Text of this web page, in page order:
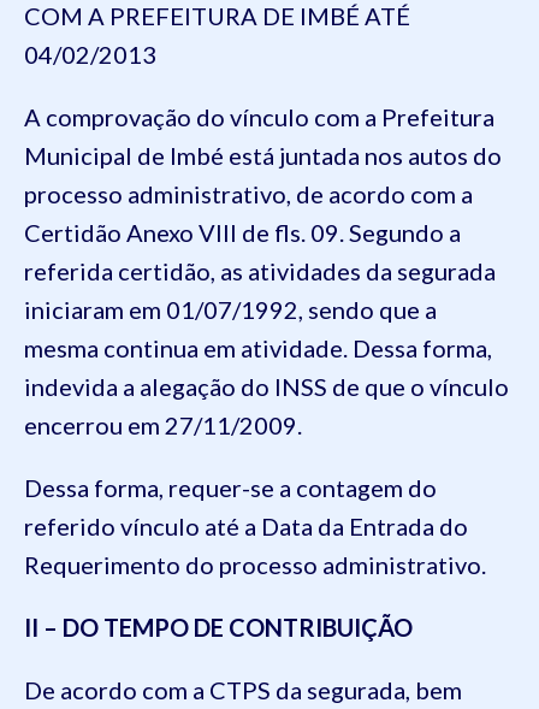
COM A PREFEITURA DE IMBÉ ATÉ
04/02/2013
A comprovação do vínculo com a Prefeitura
Municipal de Imbé está juntada nos autos do
processo administrativo, de acordo com a
Certidão Anexo VIII de fls. 09. Segundo a
referida certidão, as atividades da segurada
iniciaram em 01/07/1992, sendo que a
mesma continua em atividade. Dessa forma,
indevida a alegação do INSS de que o vínculo
encerrou em 27/11/2009.
Dessa forma, requer-se a contagem do
referido vínculo até a Data da Entrada do
Requerimento do processo administrativo.
II – DO TEMPO DE CONTRIBUIÇÃO
De acordo com a CTPS da segurada, bem